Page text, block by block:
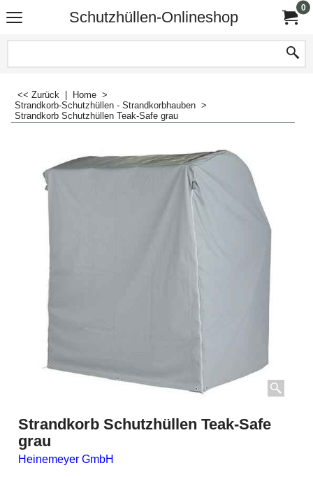
Schutzhüllen-Onlineshop
0
<< Zurück Home >
Strandkorb-Schutzhüllen - Strandkorbhauben >
Strandkorb Schutzhüllen Teak-Safe grau
Strandkorb Schutzhüllen Teak-Safe
grau
Heinemeyer GmbH